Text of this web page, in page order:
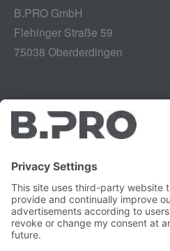
B.PRO GmbH
Flehinger Straße 59
75038 Oberderdingen
Tiráž
Ochrana údajů
Zpráva o zranitelnosti
Kariéra
Právní záležitosti
Tisk